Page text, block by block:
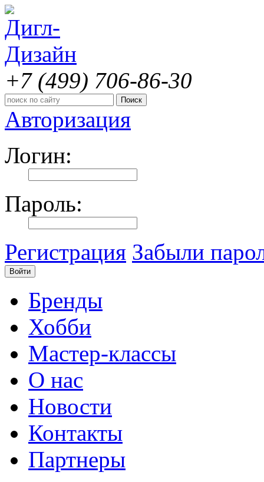
+7 (499) 706-86-30
Авторизация
Логин:
Пароль:
Регистрация Забыли
Бренды
Хобби
Мастер-классы
О нас
Новости
Контакты
Партнеры